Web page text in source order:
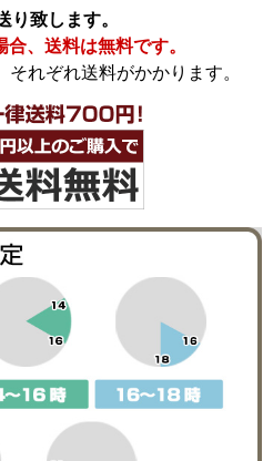
り致します。
、送料は無料です。
れぞれ送料がかかります。